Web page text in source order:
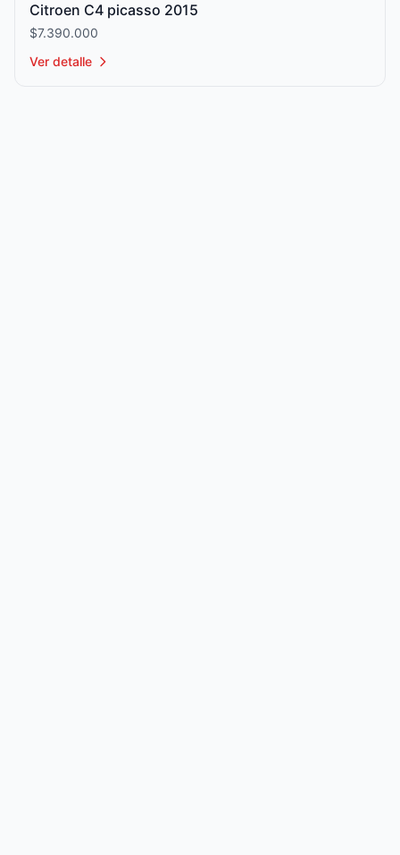
Citroen C4 picasso 2015
$7.390.000
Ver detalle